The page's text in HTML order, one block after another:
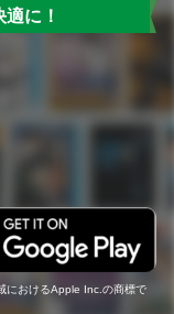
に！
におけるApple Inc.の商標で